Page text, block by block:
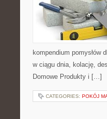
kompendium pomysłów
w ciągu dnia, kolację,
Domowe Produkty i […]
CATEGORIES: POKÓJ